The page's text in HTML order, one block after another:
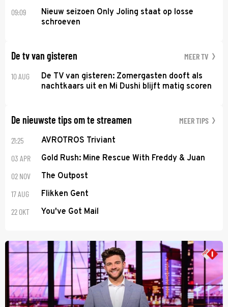
09:09
Nieuw seizoen Only Joling staat op losse
schroeven
De tv van gisteren MEER TV
10 AUG
De TV van gisteren: Zomergasten dooft als
nachtkaars uit en Mi Dushi blijft matig scoren
De nieuwste tips om te streamen MEER TIPS
21:25 AVROTROS Triviant
03 APR Gold Rush: Mine Rescue With Freddy & Juan
02 NOV The Outpost
17 AUG Flikken Gent
22 OKT You've Got Mail